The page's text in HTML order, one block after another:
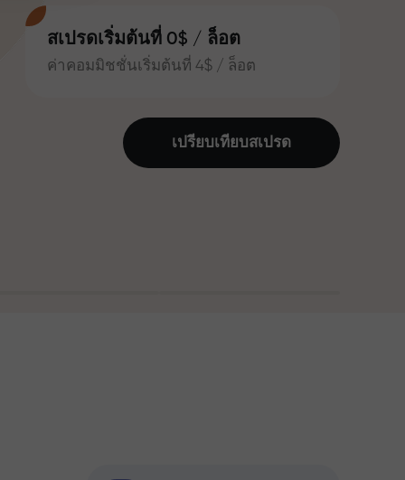
สเปรดเริ่มต้นที่ 0$ / ล็อต
ค่าคอมมิชชั่นเริ่มต้นที่ 4$ / ล็อต
เปรียบเทียบสเปรด